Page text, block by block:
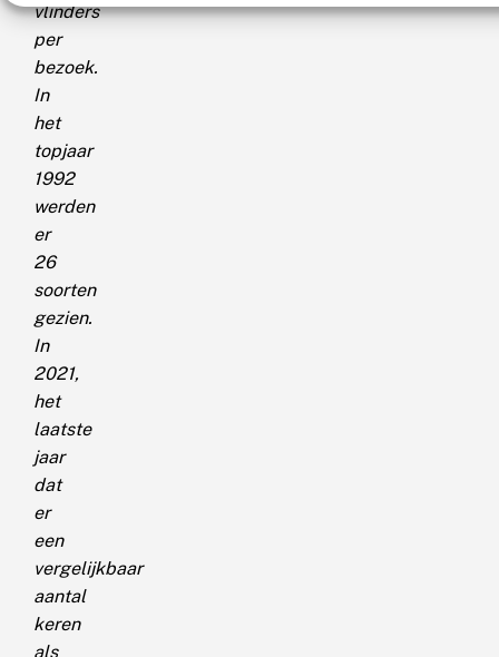
vlinders
per
bezoek.
In
het
topjaar
1992
werden
er
26
soorten
gezien.
In
2021,
het
laatste
jaar
dat
er
een
vergelijkbaar
aantal
keren
als